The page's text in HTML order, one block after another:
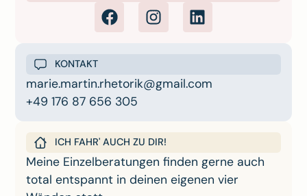
KONTAKT
marie.martin.rhetorik@gmail.com
+49 176 87 656 305
ICH FAHR' AUCH ZU DIR!
Meine Einzelberatungen finden gerne auch
total entspannt in deinen eigenen vier